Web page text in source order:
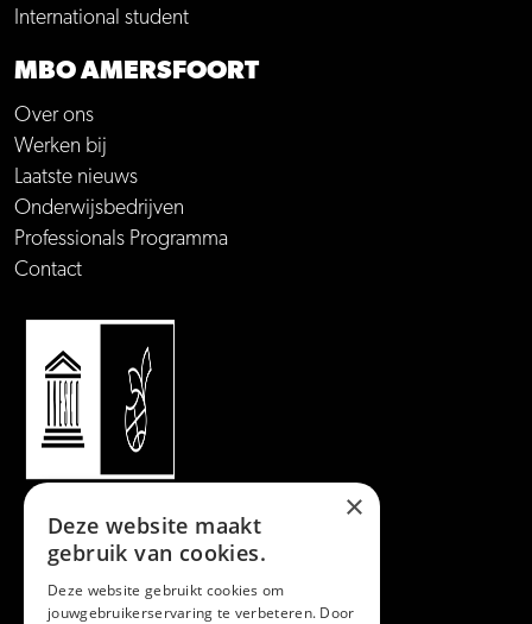
International student
MBO AMERSFOORT
Over ons
Werken bij
Laatste nieuws
Onderwijsbedrijven
Professionals Programma
Contact
×
Deze website maakt
gebruik van cookies.
Deze website gebruikt cookies om
jouwgebruikerservaring te verbeteren. Door